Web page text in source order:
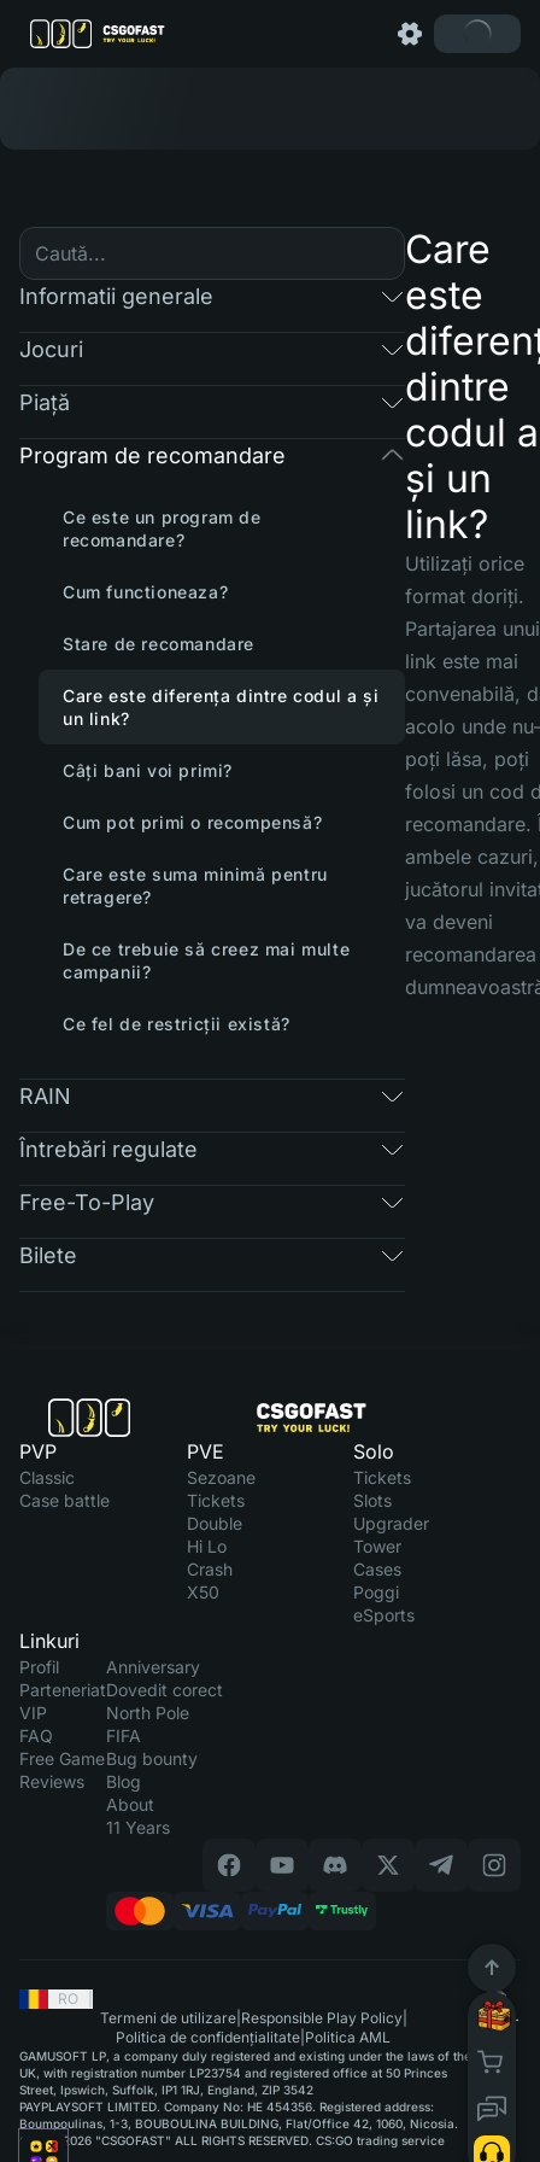
Informatii generale
Jocuri
Piaţă
Program de recomandare
Ce este un program de
recomandare?
Cum functioneaza?
Stare de recomandare
Care este diferența dintre codul a și
un link?
Câți bani voi primi?
Cum pot primi o recompensă?
Care este suma minimă pentru
retragere?
De ce trebuie să creez mai multe
campanii?
Ce fel de restricții există?
RAIN
Întrebări regulate
Free-To-Play
Bilete
Care
este
dintre
codul a
și un
link?
Utilizați orice
format doriți.
Partajarea unui
link este mai
convenabilă,
acolo unde
poți lăsa, poți
folosi un cod
recomandare.
ambele cazuri,
jucătorul
va deveni
recomandarea
PVP
Classic
Case battle
PVE
Sezoane
Tickets
Double
Hi Lo
Crash
X50
Solo
Tickets
Slots
Upgrader
Tower
Cases
Poggi
eSports
Linkuri
Profil
Parteneriat
VIP
FAQ
Free Game
Reviews
Anniversary
Dovedit corect
North Pole
FIFA
Bug bounty
Blog
About
11 Years
RO
Termeni de utilizare| Responsible Play Policy|
Politica de confidențialitate Politica AML
GAMUSOFT LP, a company duly registered and existing under the laws of the
UK, with registration number LP23754 and registered office at 50 Princes
Street, Ipswich, Suffolk, IP1 1RJ, England, ZIP 3542
PAYPLAYSOFT LIMITED. Company No: HE 454356. Registered address:
Boumpoulinas, 1-3, BOUBOULINA BUILDING, Flat/Office 42, 1060, Nicosia.
©2015-2026 "CSGOFAST" ALL RIGHTS RESERVED. CS:GO trading service